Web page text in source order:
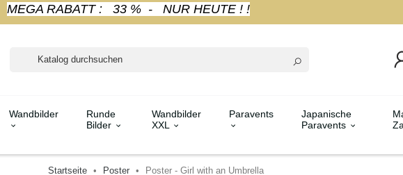
MEGA RABATT : 33 % - NUR HEUTE ! !
Wandbilder
Runde
Bilder
Wandbilder
XXL
Paravents
Japanische
Paravents
Startseite Poster Poster - Girl with an Umbrella